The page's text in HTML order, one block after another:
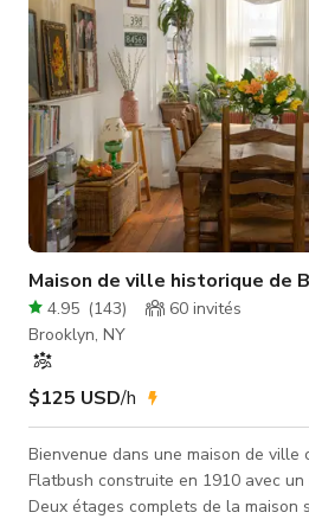
Maison de ville historique de
4.95 (143) 60 invités
Brooklyn, NY
$125 USD/h
Bienvenue dans une maison de ville
Flatbush construite en 1910 avec
Deux étages complets de la maison